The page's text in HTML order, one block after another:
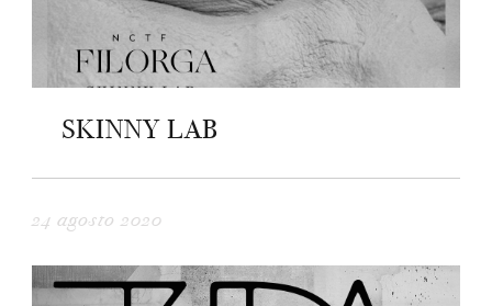
SKINNY LAB
24 agosto 2020